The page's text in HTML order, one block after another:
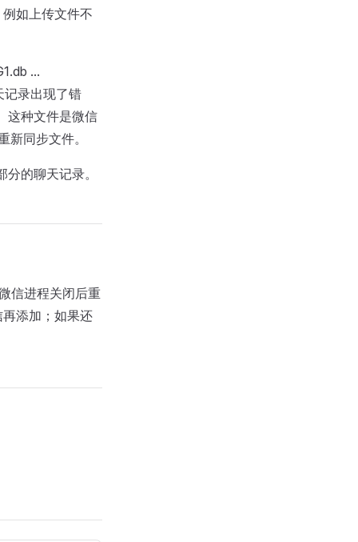
如上传文件不
...
记录出现了错
这种文件是微信
同步文件。
的聊天记录。
信进程关闭后重
添加；如果还